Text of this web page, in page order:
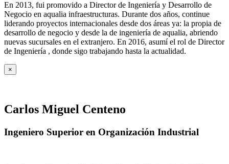
En 2013, fui promovido a Director de Ingeniería y Desarrollo de
Negocio en aqualia infraestructuras. Durante dos años, continue
liderando proyectos internacionales desde dos áreas ya: la propia de
desarrollo de negocio y desde la de ingeniería de aqualia, abriendo
nuevas sucursales en el extranjero. En 2016, asumí el rol de Director
de Ingeniería , donde sigo trabajando hasta la actualidad.
×
Carlos Miguel Centeno
Ingeniero Superior en Organización Industrial